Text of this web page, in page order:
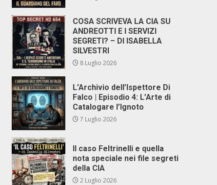
COSA SCRIVEVA LA CIA SU
ANDREOTTI E I SERVIZI
SEGRETI? – DI ISABELLA
SILVESTRI
8 Luglio 2026
L’Archivio dell’Ispettore Di
Falco | Episodio 4: L’Arte di
Catalogare l’Ignoto
7 Luglio 2026
Il caso Feltrinelli e quella
nota speciale nei file segreti
della CIA
2 Luglio 2026